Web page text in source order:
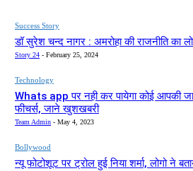
Success Story
डॉ सुरेश चन्द नागर : अमरोहा की राजनीति का
Story 24 - February 25, 2024
Technology
Whats app पर नही कर पायेगा कोई आपकी
फीचर्स, जाने खुशखबरी
Team Admin - May 4, 2023
Bollywood
न्यू फोटोशूट पर ट्रोल हुई निया शर्मा, लोगो ने